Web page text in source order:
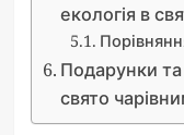
екологія в
Подарунки
свято